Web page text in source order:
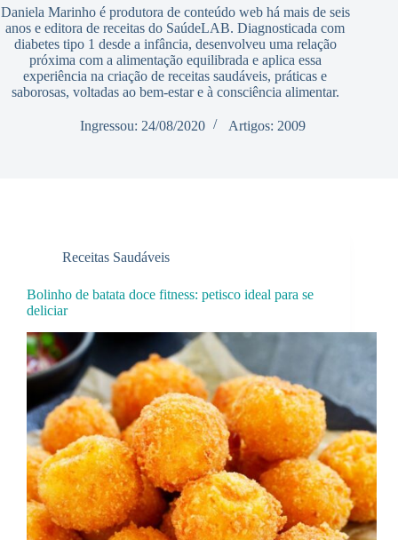
Daniela Marinho é produtora de conteúdo web há mais de seis
anos e editora de receitas do SaúdeLAB. Diagnosticada com
diabetes tipo 1 desde a infância, desenvolveu uma relação
próxima com a alimentação equilibrada e aplica essa
experiência na criação de receitas saudáveis, práticas e
saborosas, voltadas ao bem-estar e à consciência alimentar.
Ingressou: 24/08/2020 Artigos: 2009
Receitas Saudáveis
Bolinho de batata doce fitness: petisco ideal para se
deliciar